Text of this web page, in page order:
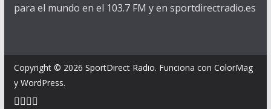
para el mundo en el 103.7 FM y en sportdirectradio.es
Copyright © 2026 SportDirect Radio. Funciona con ColorMag
y WordPress.